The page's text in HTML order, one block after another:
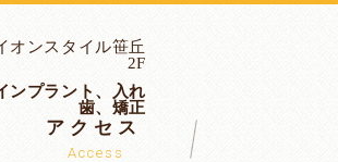
オンスタイル笹丘
2F
ンプラント、入れ
歯、矯正
アクセス
Access